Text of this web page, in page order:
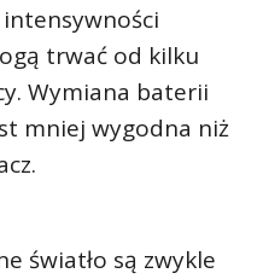
trwać od kilku
Wymiana baterii
mniej wygodna niż
światło są zwykle